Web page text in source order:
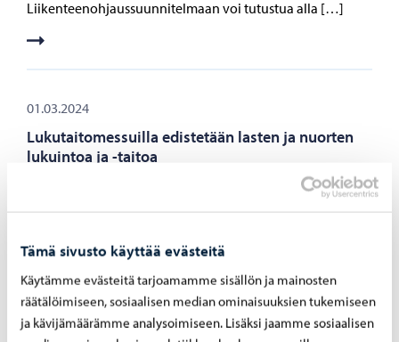
Tämä sivusto käyttää evästeitä
Käytämme evästeitä tarjoamamme sisällön ja mainosten
räätälöimiseen, sosiaalisen median ominaisuuksien tukemiseen
ja kävijämäärämme analysoimiseen. Lisäksi jaamme sosiaalisen
Liikenteenohjaussuunnitelmaan voi tutustua alla […]
01.03.2024
Lukutaitomessuilla edistetään lasten ja nuorten
lukuintoa ja -taitoa
Porvoon ensimmäisillä lukutaitomessuilla 5. maaliskuuta
kouluttautumaan lukutaidosta, lukemisesta ja lukemaan
innostamisesta. Luvassa on myös puheenvuoroja tekoälyn
vaikuttamisesta lukemiseen ja lukemisen vaikutuksesta
aivojen hyvinvointiin.